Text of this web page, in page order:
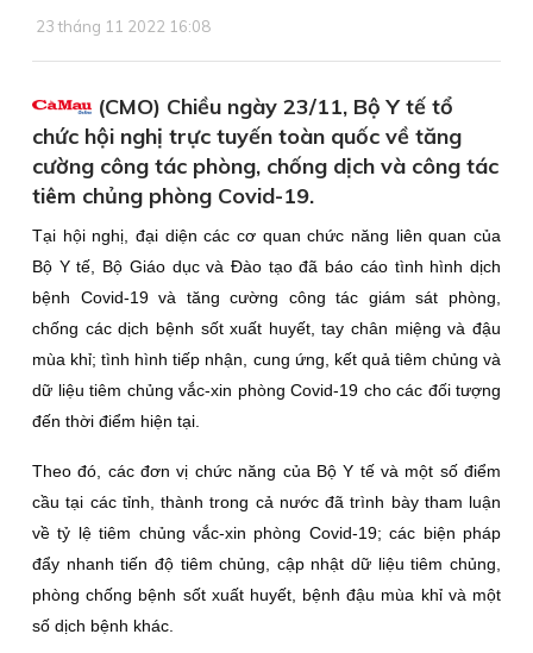
23 tháng 11 2022 16:08
(CMO) Chiều ngày 23/11, Bộ Y tế tổ
chức hội nghị trực tuyến toàn quốc về tăng
cường công tác phòng, chống dịch và công tác
tiêm chủng phòng Covid-19.
Tại hội nghị, đại diện các cơ quan chức năng liên quan của
Bộ Y tế, Bộ Giáo dục và Đào tạo đã báo cáo tình hình dịch
bệnh Covid-19 và tăng cường công tác giám sát phòng,
chống các dịch bệnh sốt xuất huyết, tay chân miệng và đậu
mùa khỉ; tình hình tiếp nhận, cung ứng, kết quả tiêm chủng và
dữ liệu tiêm chủng vắc-xin phòng Covid-19 cho các đối tượng
đến thời điểm hiện tại.
Theo đó, các đơn vị chức năng của Bộ Y tế và một số điểm
cầu tại các tỉnh, thành trong cả nước đã trình bày tham luận
về tỷ lệ tiêm chủng vắc-xin phòng Covid-19; các biện pháp
đẩy nhanh tiến độ tiêm chủng, cập nhật dữ liệu tiêm chủng,
phòng chống bệnh sốt xuất huyết, bệnh đậu mùa khỉ và một
số dịch bệnh khác.